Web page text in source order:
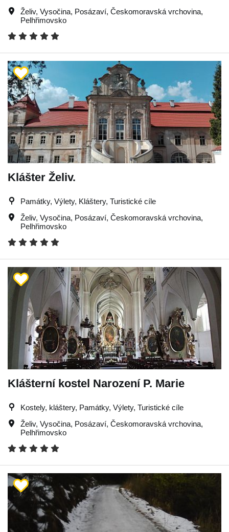
Želiv, Vysočina, Posázaví, Českomoravská vrchovina,
Pelhřimovsko
Klášter Želiv.
Památky, Výlety, Kláštery, Turistické cíle
Želiv, Vysočina, Posázaví, Českomoravská vrchovina,
Pelhřimovsko
Klášterní kostel Narození P. Marie
Kostely, kláštery, Památky, Výlety, Turistické cíle
Želiv, Vysočina, Posázaví, Českomoravská vrchovina,
Pelhřimovsko